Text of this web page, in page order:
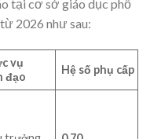
tại cơ sở giáo dục phổ
2026 như sau:
vụ
đạo
Hệ số phụ cấp